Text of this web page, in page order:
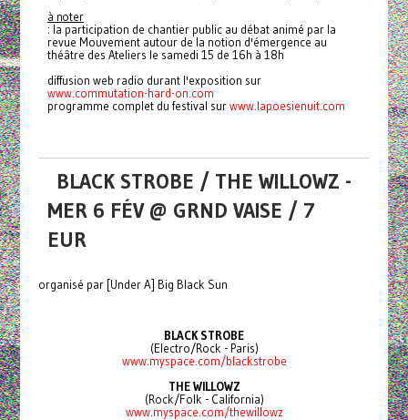
à noter
: la participation de chantier public au débat animé par la
revue Mouvement autour de la notion d'émergence au
théâtre des Ateliers le samedi 15 de 16h à 18h
diffusion web radio durant l'exposition sur
www.commutation-hard-on.com
programme complet du festival surwww.lapoesienuit.com
BLACK STROBE / THE WILLOWZ -
MER 6 FÉV @ GRND VAISE / 7
EUR
organisé par [Under A] Big Black Sun
BLACK STROBE
(Electro/Rock - Paris)
www.myspace.com/blackstrobe
THE WILLOWZ
(Rock/Folk - California)
www.myspace.com/thewillowz